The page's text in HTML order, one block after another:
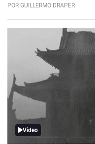
POR GUILLERMO DRAPER
Video